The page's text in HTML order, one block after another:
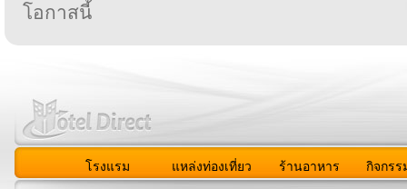
โอกาสนี้
โรงแรม แหล่งท่องเที่ยว ร้านอาหาร กิจกรร